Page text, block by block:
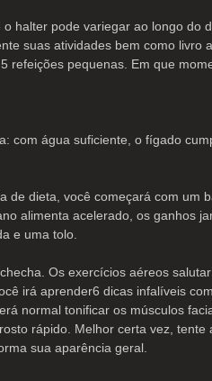
halter pode variegar ao longo
suas atividades bem como
pequenas. Em que
água suficiente, o fígado
dieta, você começará com
alimenta acelerado, os ganhos
e uma tolo.
Os exercícios aéreos
irá aprender6 dicas infalíveis
normal tonificar os músculos
rápido. Melhor certa vez,
sua aparência geral.